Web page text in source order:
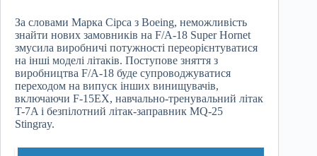
За словами Марка Сірса з Boeing, неможливість
знайти нових замовників на F/A-18 Super Hornet
змусила виробничі потужності переорієнтуватися
на інші моделі літаків. Поступове зняття з
виробництва F/A-18 буде супроводжуватися
переходом на випуск інших винищувачів,
включаючи F-15EX, навчально-тренувальний літак
T-7A і безпілотний літак-заправник MQ-25
Stingray.